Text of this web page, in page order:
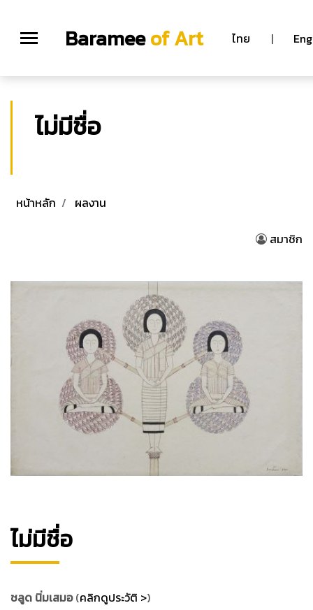
Barameeof Art ไทย | Eng
ไม่มีชื่อ
หน้าหลัก ผลงาน
สมาชิก
ไม่มีชื่อ
ชลูด นิ่มเสมอ(คลิกดูประวัติ >)